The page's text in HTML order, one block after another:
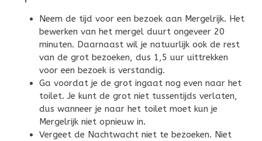
Neem de tijd voor een bezoek aan Mergelrijk. Het
bewerken van het mergel duurt ongeveer 20
minuten. Daarnaast wil je natuurlijk ook de rest
van de grot bezoeken, dus 1,5 uur uittrekken
voor een bezoek is verstandig.
Ga voordat je de grot ingaat nog even naar het
toilet. Je kunt de grot niet tussentijds verlaten,
dus wanneer je naar het toilet moet kun je
Mergelrijk niet opnieuw in.
Vergeet de Nachtwacht niet te bezoeken. Niet